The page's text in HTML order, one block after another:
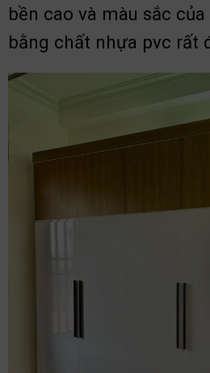
bền cao và màu sắc
bằng chất nhựa pvc rất